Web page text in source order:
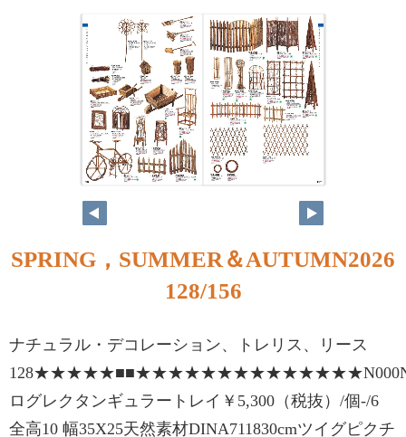
129
128
SPRING，SUMMER＆AUTUMN2026
128/156
ナチュラル・デコレーション、トレリス、リース
ログレクタンギュラートレイ￥5,300（税抜）/個-/6
全高10 幅35X25天然素材DINA711830cmツイグピクチ